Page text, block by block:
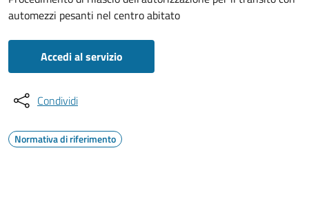
automezzi pesanti nel centro abitato
Accedi al servizio
Condividi
Normativa di riferimento